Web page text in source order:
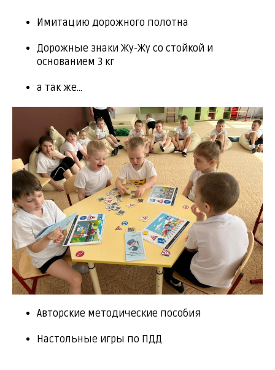
Имитацию дорожного полотна
Дорожные знаки Жу-Жу со стойкой и
основанием 3 кг
а так же...
Авторские методические пособия
Настольные игры по ПДД